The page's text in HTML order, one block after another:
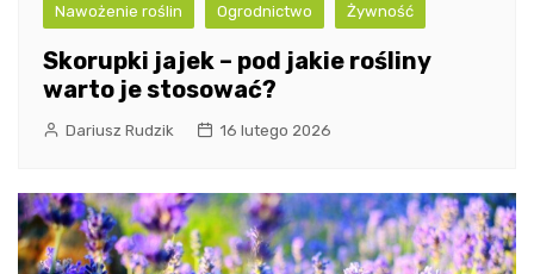
Nawożenie roślin Ogrodnictwo Żywność
Skorupki jajek – pod jakie rośliny
warto je stosować?
Dariusz Rudzik 16 lutego 2026